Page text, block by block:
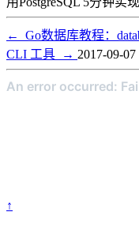
← Go数据库教程：
CLI 工具
→ 2017-09-07
↑